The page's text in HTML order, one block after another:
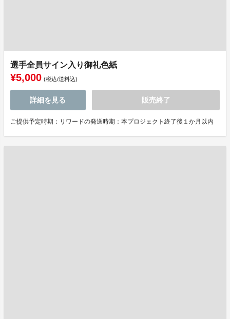
選手全員サイン入り御礼色紙
¥5,000 (税込/送料込)
詳細を見る 販売終了
ご提供予定時期：リワードの発送時期：本プロジェクト終了後１か月以内